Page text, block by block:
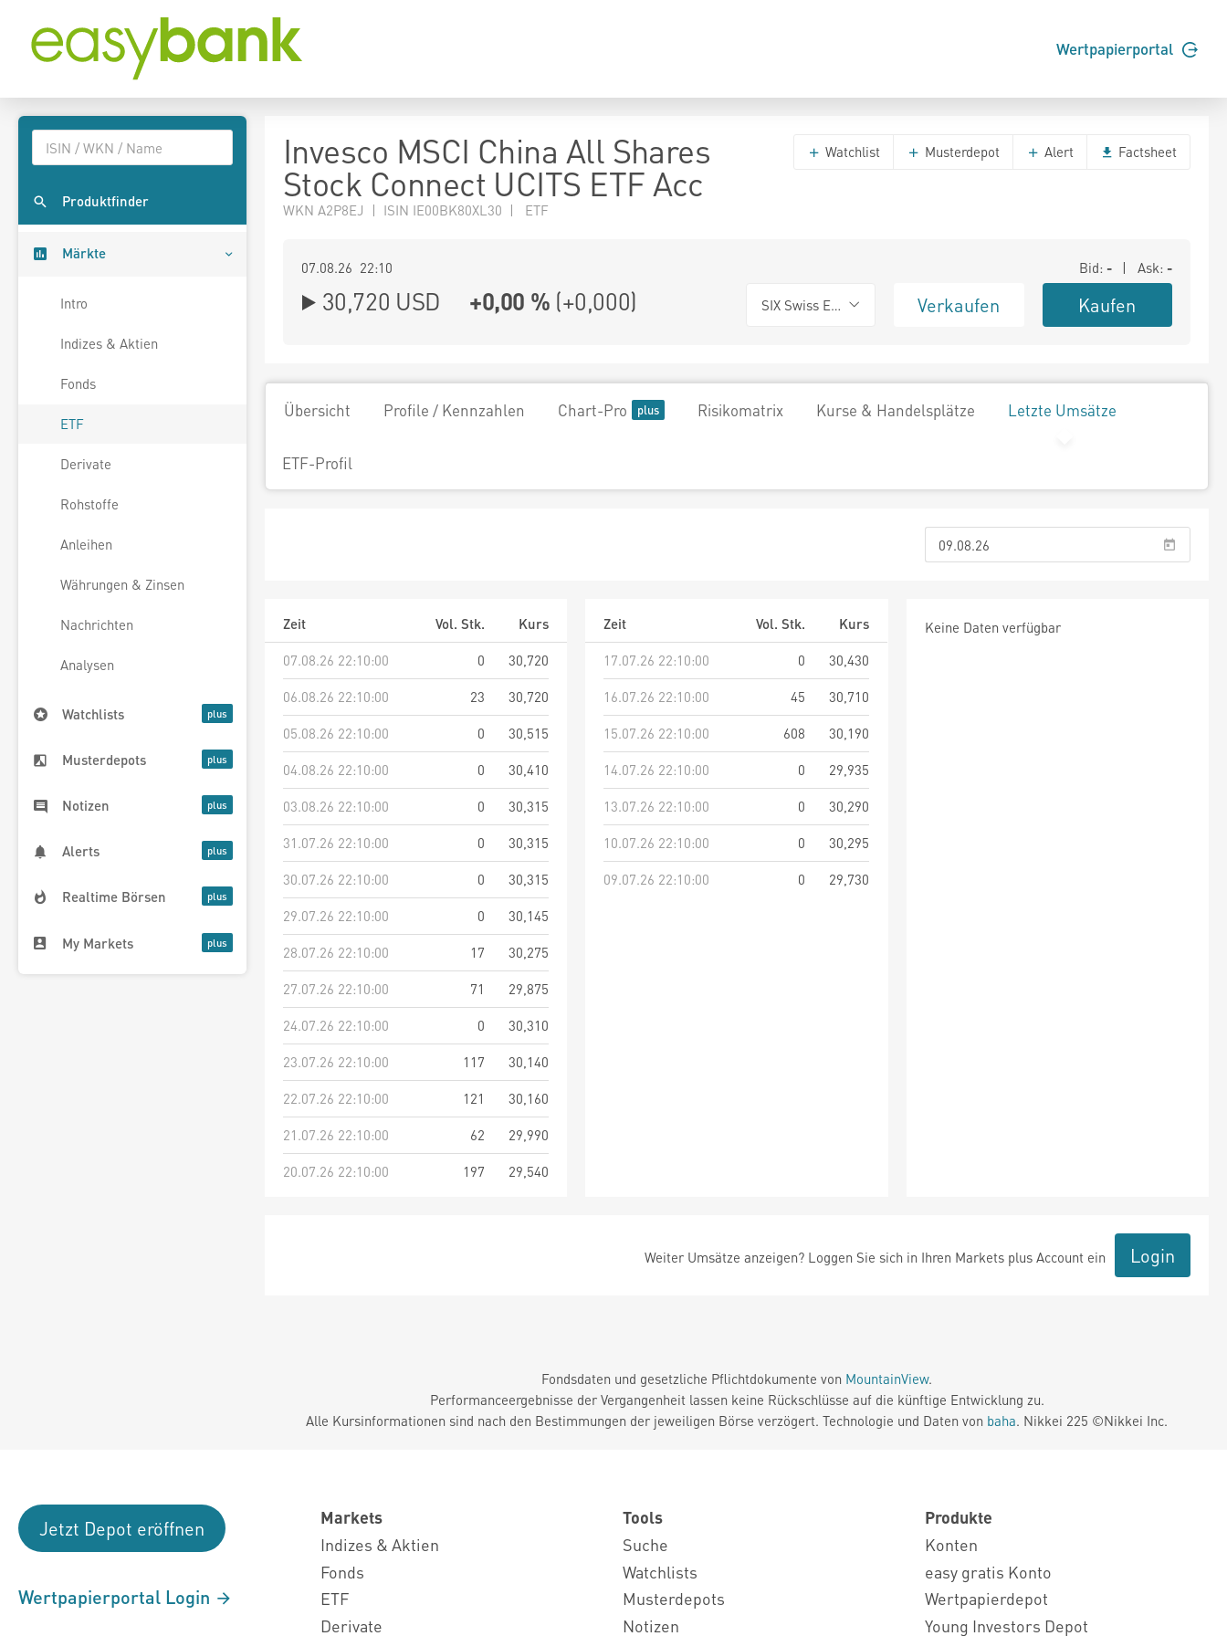
Wertpapierportal
Produktfinder
Märkte
Intro
Indizes & Aktien
Fonds
ETF
Derivate
Rohstoffe
Anleihen
Währungen & Zinsen
Nachrichten
Analysen
Watchlists
Musterdepots
Notizen
Alerts
Realtime Börsen
My Markets
Invesco MSCI China All Shares
Stock Connect UCITS ETF Acc
WKN A2P8EJ | ISIN IE00BK80XL30 | ETF
Watchlist Musterdepot Alert Factsheet
07.08.26 22:10 Bid: - | Ask: -
30,720 USD +0,00 % (+0,000) SIX Swiss Exchange Verkaufen Kaufen
Übersicht Profile / Kennzahlen Chart-Pro Risikomatrix Kurse & Handelsplätze Letzte Umsätze
ETF-Profil
Zeit Vol. Stk.
Kurs
07.08.26 22:10:00
0
30,720
06.08.26 22:10:00
23
30,720
05.08.26 22:10:00
0
30,515
04.08.26 22:10:00
0
30,410
03.08.26 22:10:00
0
30,315
31.07.26 22:10:00
0
30,315
30.07.26 22:10:00
0
30,315
29.07.26 22:10:00
0
30,145
28.07.26 22:10:00
17
30,275
27.07.26 22:10:00
71
29,875
24.07.26 22:10:00
0
30,310
23.07.26 22:10:00
117
30,140
22.07.26 22:10:00
121
30,160
21.07.26 22:10:00
62
29,990
20.07.26 22:10:00
197 29,540
Zeit Vol. Stk.
Kurs
17.07.26 22:10:00
0
30,430
16.07.26 22:10:00
45
30,710
15.07.26 22:10:00
608
30,190
14.07.26 22:10:00
0
29,935
13.07.26 22:10:00
0
30,290
10.07.26 22:10:00
0
30,295
09.07.26 22:10:00
0 29,730
Keine Daten verfügbar
Weiter Umsätze anzeigen? Loggen Sie sich in Ihren Markets plus Account ein Login
Fondsdaten und gesetzliche Pflichtdokumente von MountainView.
Performanceergebnisse der Vergangenheit lassen keine Rückschlüsse auf die künftige Entwicklung zu.
Alle Kursinformationen sind nach den Bestimmungen der jeweiligen Börse verzögert. Technologie und Daten von baha. Nikkei 225 ©Nikkei Inc.
Jetzt Depot eröffnen
Wertpapierportal Login
Markets
Indizes & Aktien
Fonds
ETF
Derivate
Tools
Suche
Watchlists
Musterdepots
Notizen
Produkte
Konten
easy gratis Konto
Wertpapierdepot
Young Investors Depot